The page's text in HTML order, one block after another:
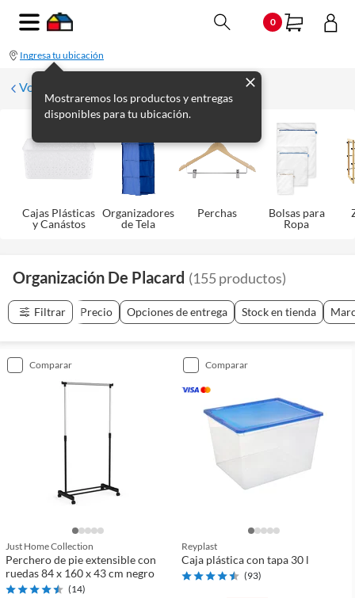
0
Ingresa tu ubicación
Mostraremos los productos y entregas
disponibles para tu ubicación.
Volver a Organización
Cajas Plásticas
y Canástos
Organizadores
de Tela
Perchas
Bolsas para
Ropa
Organización De Placard (155productos)
Filtrar Precio Opciones de entrega Stock en tienda
comparar
Just Home Collection
Perchero de pie extensible con
ruedas 84 x 160 x 43 cm negro
(14)
comparar
Reyplast
Caja plástica con tapa 30 l
(93)